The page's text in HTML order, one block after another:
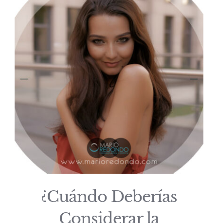
¿Cuándo Deberías
Considerar la